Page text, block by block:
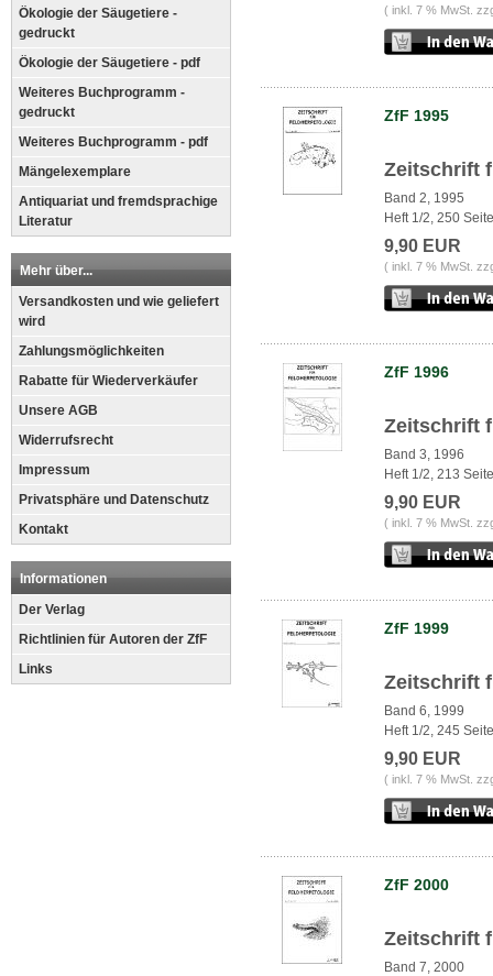
Ökologie der Säugetiere -
gedruckt
Ökologie der Säugetiere - pdf
Weiteres Buchprogramm -
gedruckt
Weiteres Buchprogramm - pdf
Mängelexemplare
Antiquariat und fremdsprachige
Literatur
Mehr über...
Versandkosten und wie geliefert
wird
Zahlungsmöglichkeiten
Rabatte für Wiederverkäufer
Unsere AGB
Widerrufsrecht
Impressum
Privatsphäre und Datenschutz
Kontakt
Informationen
Der Verlag
Richtlinien für Autoren der ZfF
Links
( inkl. 7 % MwSt.
ZfF 1995
Zeitschrift
Band 2, 1995
Heft 1/2, 250
9,90 EUR
( inkl. 7 % MwSt.
ZfF 1996
Zeitschrift
Band 3, 1996
Heft 1/2, 213
9,90 EUR
( inkl. 7 % MwSt.
ZfF 1999
Zeitschrift
Band 6, 1999
Heft 1/2, 245
9,90 EUR
( inkl. 7 % MwSt.
ZfF 2000
Zeitschrift
Band 7, 2000